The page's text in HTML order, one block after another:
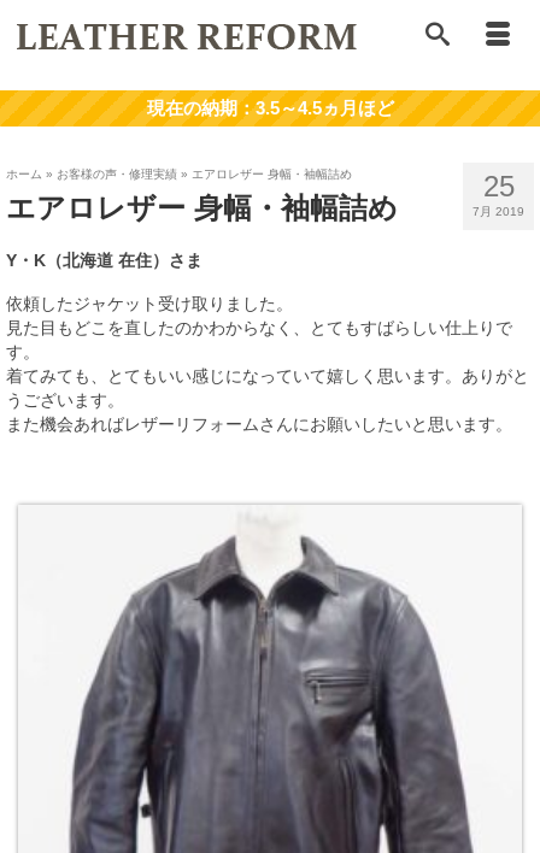
25
7月 2019
ホーム » お客様の声・修理実績 » エアロレザー 身幅・袖幅詰め
エアロレザー 身幅・袖幅詰め
Y・K（北海道 在住） さま
依頼したジャケット受け取りました。
見た目もどこを直したのかわからなく、とてもすばらしい仕上りで
す。
着てみても、とてもいい感じになっていて嬉しく思います。ありがと
うございます。
また機会あればレザーリフォームさんにお願いしたいと思います。